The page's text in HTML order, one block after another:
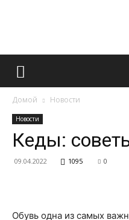
Домой Новости
Новости
Кеды:
09.04.2022 1095 0
Обувь одна из самых